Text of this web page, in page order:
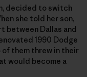
decided to switch
she told her son,
between Dallas and
1990 Dodge
of them threw in their
would become a